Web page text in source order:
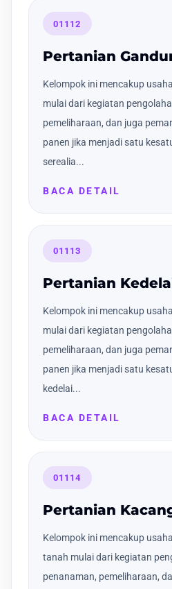
01112
Pertanian
Kelompok ini mencakup
mulai dari kegiatan
pemeliharaan, dan juga
panen jika menjadi satu
serealia...
BACA DETAIL
01113
Pertanian
Kelompok ini mencakup
mulai dari kegiatan
pemeliharaan, dan juga
panen jika menjadi satu
kedelai...
BACA DETAIL
01114
Pertanian
Kelompok ini mencakup
tanah mulai dari kegiatan
penanaman, pemeliharaan,